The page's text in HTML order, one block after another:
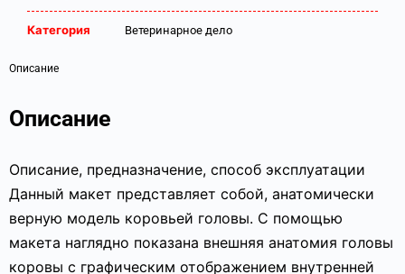
Категория Ветеринарное дело
Описание
Описание
Описание, предназначение, способ эксплуатации
Данный макет представляет собой, анатомически
верную модель коровьей головы. С помощью
макета наглядно показана внешняя анатомия головы
коровы с графическим отображением внутренней